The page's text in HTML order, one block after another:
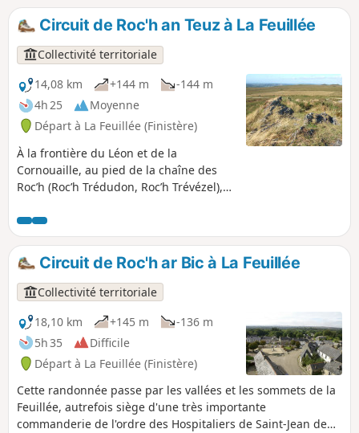
Circuit de Roc'h an Teuz à La Feuillée
Collectivité territoriale
14,08 km
+144 m
-144 m
4h 25
Moyenne
Départ à La Feuillée (Finistère)
À la frontière du Léon et de la
Cornouaille, au pied de la chaîne des
Roc’h (Roc’h Trédudon, Roc’h Trévézel),
d’Arrée, La Feuillée, bourg le plus haut
de Bretagne, mérite le détour.
Circuit de Roc'h ar Bic à La Feuillée
Collectivité territoriale
18,10 km
+145 m
-136 m
5h 35
Difficile
Départ à La Feuillée (Finistère)
Cette randonnée passe par les vallées et les sommets de la
Feuillée, autrefois siège d'une très importante
commanderie de l'ordre des Hospitaliers de Saint-Jean de